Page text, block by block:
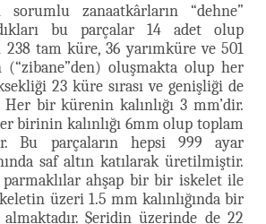
sorumlu zanaatkârların “dehne”
bu parçalar 14 adet olup
tam küre, 36 yarımküre ve 501
(“zibane”den) oluşmakta olup her
23 küre sırası ve genişliği de
Her bir kürenin kalınlığı 3 mm’dir.
birinin kalınlığı 6mm olup toplam
Bu parçaların hepsi 999 ayar
saf altın katılarak üretilmiştir.
ahşap bir bir iskelet ile
üzeri 1.5 mm kalınlığında bir
Şeridin üzerinde de 22